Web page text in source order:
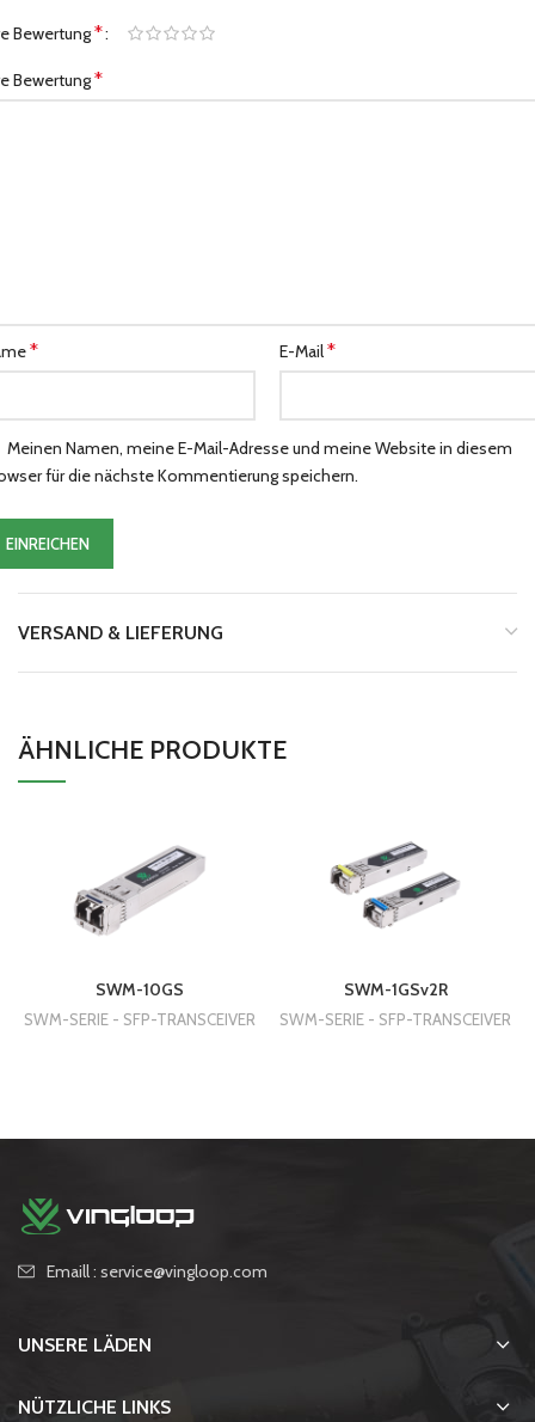
Bewertung*
Bewertung*
* E-Mail*
Meinen Namen, meine E-Mail-Adresse und meine Website in diesem
für die nächste Kommentierung speichern.
VERSAND & LIEFERUNG
ÄHNLICHE PRODUKTE
SWM-10GS
SWM-SERIE - SFP-TRANSCEIVER
SWM-1GSv2R
SWM-SERIE - SFP-TRANSCEIVER
Emaill : service@vingloop.com
UNSERE LÄDEN
NÜTZLICHE LINKS